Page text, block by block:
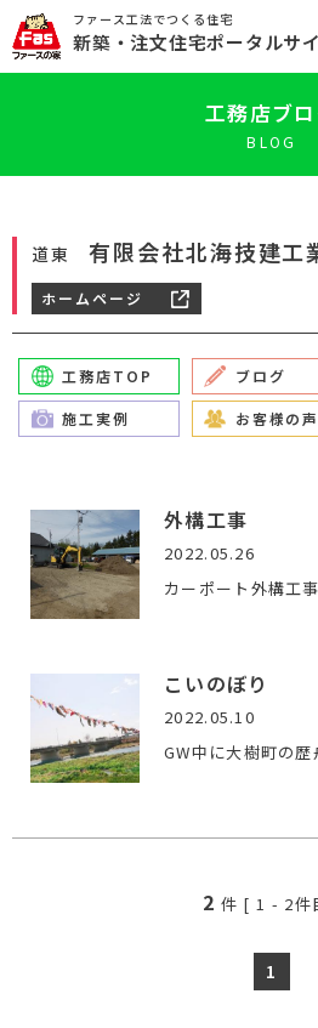
ファース工法でつくる住宅
新築 ・注文住宅ポータルサ
工務店ブ
BLOG
道東 有限会社北海技建工
ホームページ
工務店TOP ブログ
施工実例 お客様の声
外構工事
2022.05.26
こいのぼり
2022.05.10
2 件 [1 - 2件
1